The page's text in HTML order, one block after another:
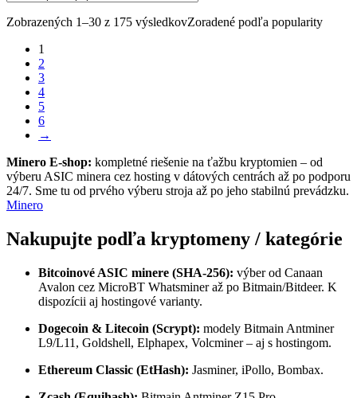
Zobrazených 1–30 z 175 výsledkovZoradené podľa popularity
1
2
3
4
5
6
→
Minero E-shop: kompletné riešenie na ťažbu kryptomien – od
výberu ASIC minera cez hosting v dátových centrách až po podporu
24/7. Sme tu od prvého výberu stroja až po jeho stabilnú prevádzku.
Minero
Nakupujte podľa kryptomeny / kategórie
Bitcoinové ASIC minere (SHA-256): výber od Canaan
Avalon cez MicroBT Whatsminer až po Bitmain/Bitdeer. K
dispozícii aj hostingové varianty.
Dogecoin & Litecoin (Scrypt): modely Bitmain Antminer
L9/L11, Goldshell, Elphapex, Volcminer – aj s hostingom.
Ethereum Classic (EtHash): Jasminer, iPollo, Bombax.